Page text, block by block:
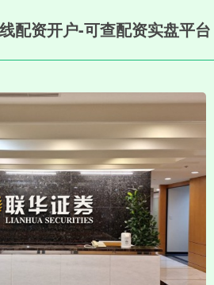
配资开户-可查配资实盘平台